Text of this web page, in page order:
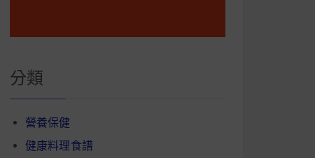
分類
營養保健
健康料理食譜